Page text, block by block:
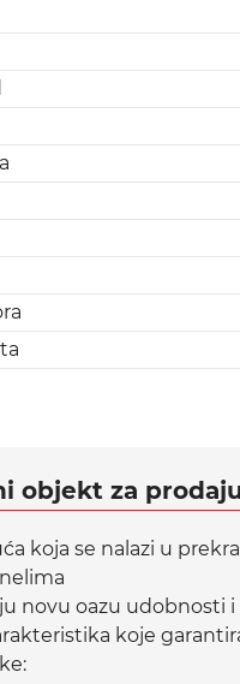
objekt za
koja se nalazi u
novu oazu udobnosti
koje